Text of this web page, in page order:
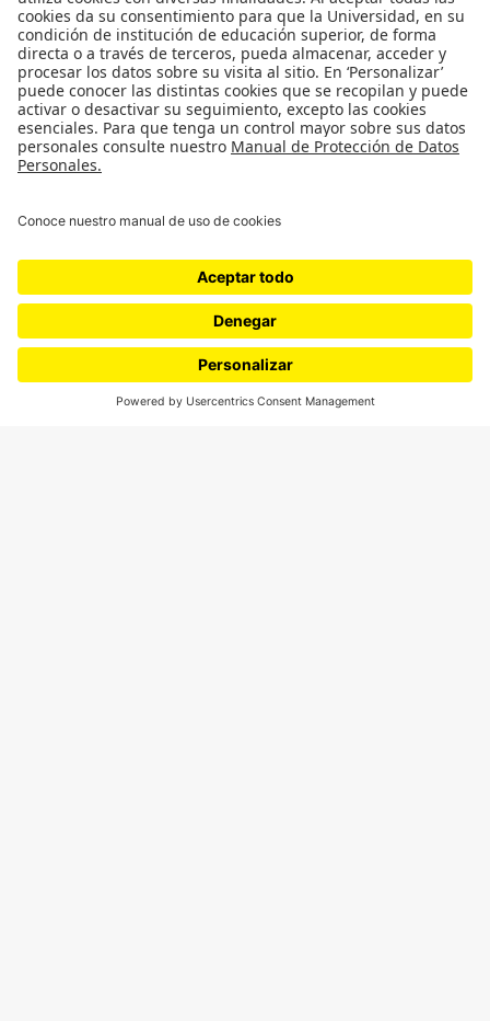
Género
Política
Cultura
Medio ambiente
Medios y periodismo
Ciudad
Movilización social
¿Quiénes somos?
Podcasts
Ediciones especiales
Proyectos 070